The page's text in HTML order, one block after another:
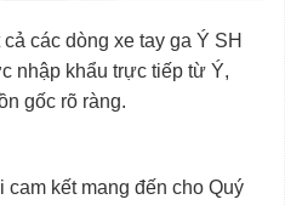
các dòng xe tay ga Ý SH
nhập khẩu trực tiếp từ Ý,
gốc rõ ràng.
cam kết mang đến cho Quý